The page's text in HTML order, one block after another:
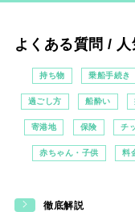
よくある質問 /
持ち物 乗船手続き
過ごし方 船酔い
寄港地 保険 チ
赤ちゃん・子供 料
徹底解説